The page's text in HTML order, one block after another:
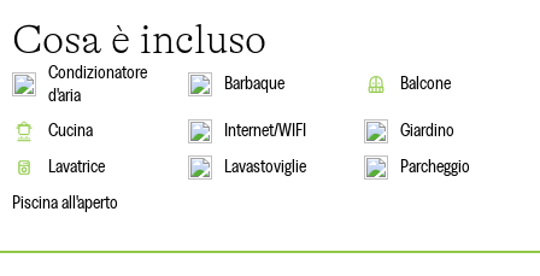
Cosa è incluso
Condizionatore
d'aria
Barbaque Balcone
Cucina Internet/WIFI
Giardino
Lavatrice
Lavastoviglie
Parcheggio
Piscina all'aperto